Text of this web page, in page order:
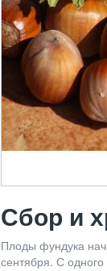
Сбор и
Плоды фундука
сентября. С